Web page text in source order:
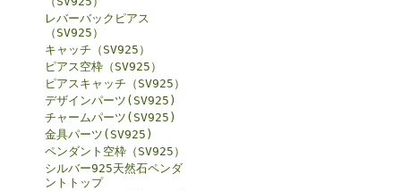
レバーバックピアス
（SV925）
キャッチ（SV925）
ピアス空枠（SV925）
ピアスキャッチ（SV925）
デザインパーツ(SV925)
チャームパーツ(SV925)
金具パーツ(SV925)
ペンダント空枠（SV925）
シルバー925天然石ペンダ
ントトップ